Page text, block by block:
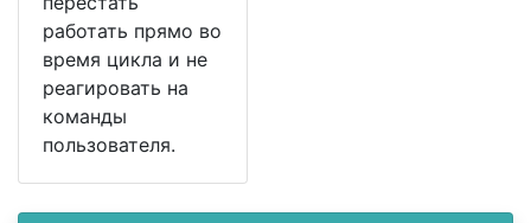
работать прямо во
время цикла и не
реагировать на
команды
пользователя.